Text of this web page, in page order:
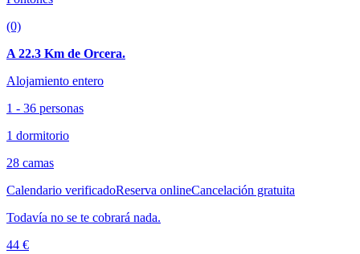
(0)
A 22.3 Km de Orcera.
Alojamiento entero
1 - 36 personas
1 dormitorio
28 camas
Calendario verificadoReserva onlineCancelación gratuita
Todavía no se te cobrará nada.
44 €